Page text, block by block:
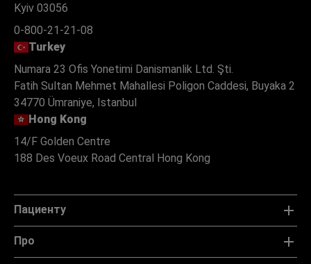
Kyiv 03056
0-800-21-21-08
Turkey
Numara 23 Ofis Yonetimi Danismanlik Ltd. Şti.
Fatih Sultan Mehmet Mahallesi Poligon Caddesi, Buyaka 2
34770 Ümraniye, Istanbul
Hong Kong
14/F Golden Centre
188 Des Voeux Road Central Hong Kong
Пациенту
Про